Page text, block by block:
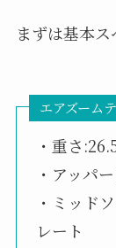
まずは基本ス
エアズーム
・重さ
・アッパ
・ミッド
レート